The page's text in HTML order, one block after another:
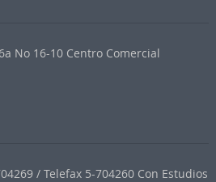
No 16-10 Centro Comercial
/ Telefax 5-704260 Con Estudios